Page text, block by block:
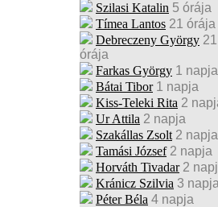
Szilasi Katalin 5 órája
Tímea Lantos 21 órája
Debreczeny György 21
órája
Farkas György 1 napja
Bátai Tibor 1 napja
Kiss-Teleki Rita 2
Ur Attila 2 napja
Szakállas Zsolt 2 napja
Tamási József 2 napja
Horváth Tivadar 2
Kránicz Szilvia 3 napja
Péter Béla 4 napja